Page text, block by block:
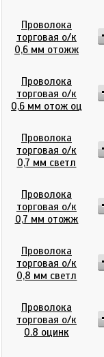
Проволока
торговая о/к
0,6 мм отожж
Проволока
торговая о/к
0,6 мм отож оц
Проволока
торговая о/к
0,7 мм светл
Проволока
торговая о/к
0,7 мм отожж
Проволока
торговая о/к
0,8 мм светл
Проволока
торговая о/к
0.8 оцинк